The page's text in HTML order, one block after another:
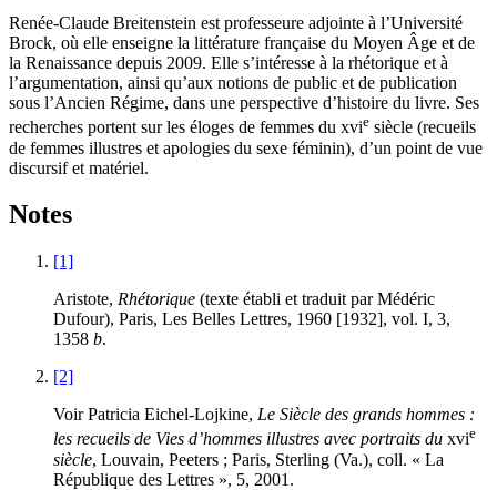
Renée-Claude Breitenstein est professeure adjointe à l’Université
Brock, où elle enseigne la littérature française du Moyen Âge et de
la Renaissance depuis 2009. Elle s’intéresse à la rhétorique et à
l’argumentation, ainsi qu’aux notions de public et de publication
sous l’Ancien Régime, dans une perspective d’histoire du livre. Ses
recherches portent sur les éloges de femmes du xvie siècle (recueils
de femmes illustres et apologies du sexe féminin), d’un point de vue
discursif et matériel.
Notes
[1]
Aristote, Rhétorique (texte établi et traduit par Médéric
Dufour), Paris, Les Belles Lettres, 1960 [1932], vol. I, 3,
1358 b.
[2]
Voir Patricia Eichel-Lojkine, Le Siècle des grands hommes :
les recueils de Vies d’hommes illustres avec portraits du xvie
siècle, Louvain, Peeters ; Paris, Sterling (Va.), coll. « La
République des Lettres », 5, 2001 .